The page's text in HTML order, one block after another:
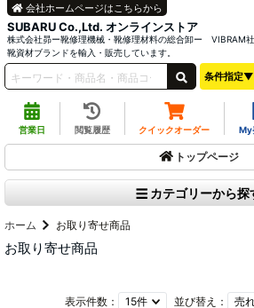
SUBARU Co.,Ltd. オンラインストア
株式会社昴ー靴修理機械・靴修理材料の総合卸ー VIBRAM
靴資材ブランドを輸入・販売しています。
会社ホームページはこちらから
条件指定▼
営業日 閲覧履歴 クイックオーダー My
トップページ
カテゴリーから探
ホーム お取り寄せ商品
お取り寄せ商品
表示件数： 並び替え：